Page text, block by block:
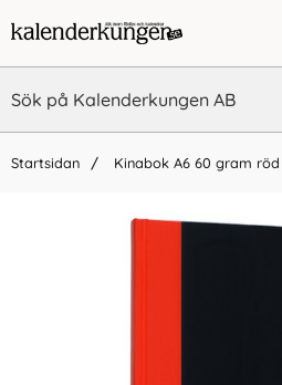
Startsidan Kinabok A6 60 gram röd
Vi